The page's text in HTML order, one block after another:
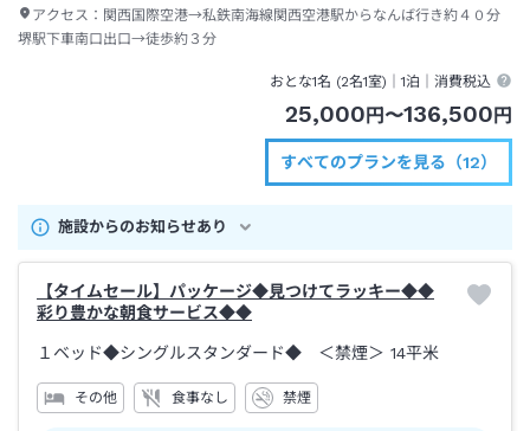
アクセス： 関西国際空港→私鉄南海線関西空港駅からなんば行き約４０分
堺駅下車南口出口→徒歩約３分
おとな1名 (2名1室)｜1泊 ｜消費税込
25,000円〜136,500円
すべてのプランを見る（12）
施設からのお知らせあり
【タイムセール】パッケージ◆見つけてラッキー◆◆
彩り豊かな朝食サービス◆◆
１ベッド◆シングルスタンダード◆ ＜禁煙＞ 14平米
その他 食事なし 禁煙